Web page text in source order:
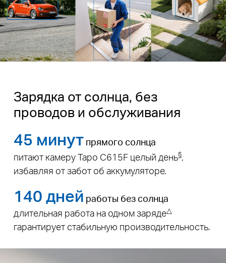
Зарядка от солнца, без
проводов и обслуживания
45 минутпрямого солнца
питают камеру Tapo C615F целый день§,
избавляя от забот об аккумуляторе.
140 дней работы без солнца
длительная работа на одном заряде△
гарантирует стабильную производительность.